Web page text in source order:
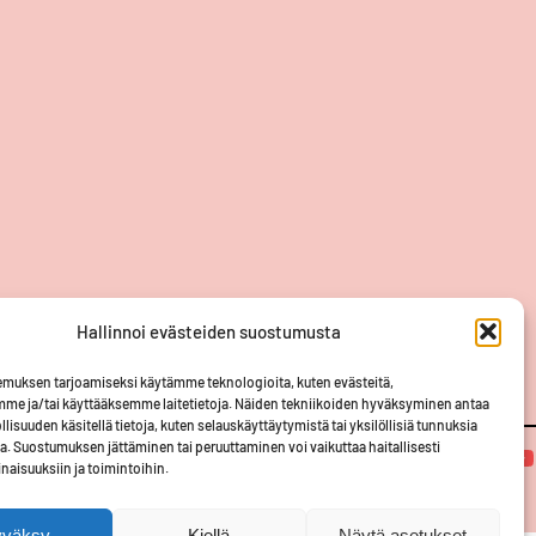
Hallinnoi evästeiden suostumusta
tarjoamiseksi käytämme teknologioita, kuten evästeitä,
ja/tai käyttääksemme laitetietoja. Näiden tekniikoiden hyväksyminen antaa
käsitellä tietoja, kuten selauskäyttäytymistä tai yksilöllisiä tunnuksia
Suostumuksen jättäminen tai peruuttaminen voi vaikuttaa haitallisesti
ja toimintoihin.
Keski-Suomi•Pohjanmaa•Oulu•Lappi•